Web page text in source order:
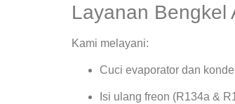
Layanan Bengkel
Kami melayani:
Cuci evaporator dan
Isi ulang freon (R134a &